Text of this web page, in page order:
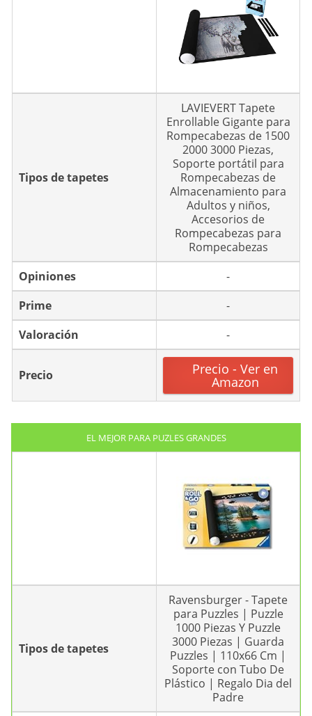
Tipos de tapetes
LAVIEVERT Tapete
Enrollable Gigante para
Rompecabezas de 1500
2000 3000 Piezas,
Soporte portátil para
Rompecabezas de
Almacenamiento para
Adultos y niños,
Accesorios de
Rompecabezas para
Rompecabezas
Opiniones
-
Prime
-
Valoración
-
Precio Precio - Ver en
Amazon
EL MEJOR PARA PUZLES GRANDES
Tipos de tapetes
Ravensburger - Tapete
para Puzzles | Puzzle
1000 Piezas Y Puzzle
3000 Piezas | Guarda
Puzzles | 110x66 Cm |
Soporte con Tubo De
Plástico | Regalo Dia del
Padre